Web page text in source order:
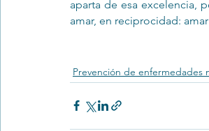
aparta de esa excelencia,
amar, en reciprocidad:
Prevención de enfermedades